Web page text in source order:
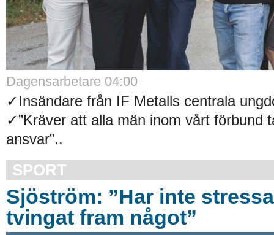
Dagensarbetare 04:00
✓Insändare från IF Metalls centrala
✓”Kräver att alla män inom vårt förbund
ansvar”..
SPORT
Sjöström: ”Har inte
tvingat fram något”